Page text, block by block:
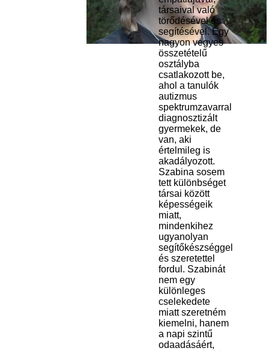
társaival való
törődésével és
segítésével. Egy
nagyon vegyes
összetételű
osztályba
csatlakozott be,
ahol a tanulók
autizmus
spektrumzavarral
diagnosztizált
gyermekek, de
van, aki
értelmileg is
akadályozott.
Szabina sosem
tett különbséget
társai között
képességeik
miatt,
mindenkihez
ugyanolyan
segítőkészséggel
és szeretettel
fordul. Szabinát
nem egy
különleges
cselekedete
miatt szeretném
kiemelni, hanem
a napi szintű
odaadásáért,